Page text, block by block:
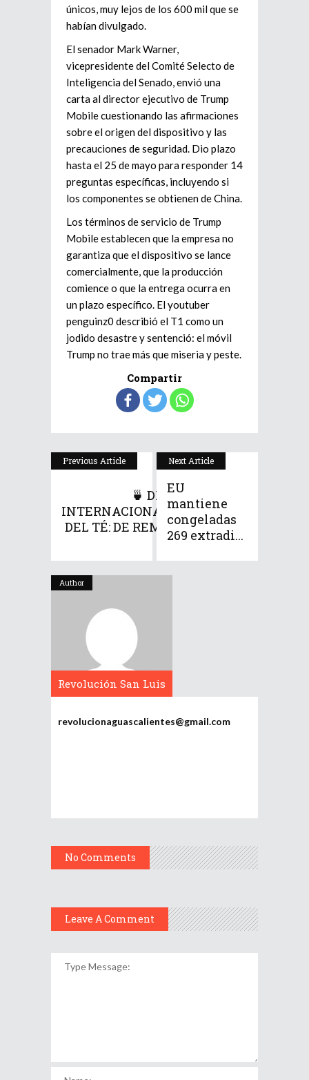
únicos, muy lejos de los 600 mil que se
habían divulgado.
El senador Mark Warner,
vicepresidente del Comité Selecto de
Inteligencia del Senado, envió una
carta al director ejecutivo de Trump
Mobile cuestionando las afirmaciones
sobre el origen del dispositivo y las
precauciones de seguridad. Dio plazo
hasta el 25 de mayo para responder 14
preguntas específicas, incluyendo si
los componentes se obtienen de China.
Los términos de servicio de Trump
Mobile establecen que la empresa no
garantiza que el dispositivo se lance
comercialmente, que la producción
comience o que la entrega ocurra en
un plazo específico. El youtuber
penguinz0 describió el T1 como un
jodido desastre y sentenció: el móvil
Trump no trae más que miseria y peste.
Compartir
Previous Article
🍵 DÍA
INTERNACIONAL
DEL TÉ: DE REM...
Next Article
EU
mantiene
congeladas
269 extradi...
Author
Revolución San Luis
revolucionaguascalientes@gmail.com
No Comments
Leave A Comment